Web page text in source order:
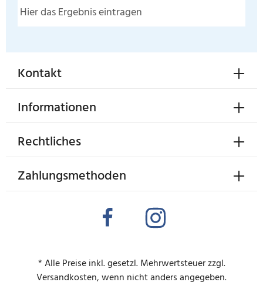
Zahlungsmethoden
Kontakt
Informationen
Rechtliches
* Alle Preise inkl. gesetzl. Mehrwertsteuer zzgl.
Versandkosten, wenn nicht anders angegeben.